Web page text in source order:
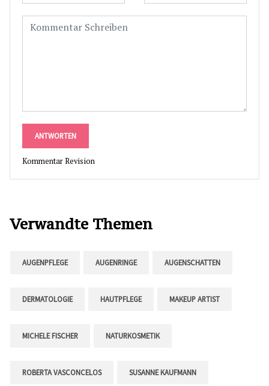
ANTWORTEN
Kommentar Revision
Verwandte Themen
AUGENPFLEGE AUGENRINGE AUGENSCHATTEN
DERMATOLOGIE HAUTPFLEGE MAKEUP ARTIST
MICHELE FISCHER NATURKOSMETIK
ROBERTA VASCONCELOS SUSANNE KAUFMANN